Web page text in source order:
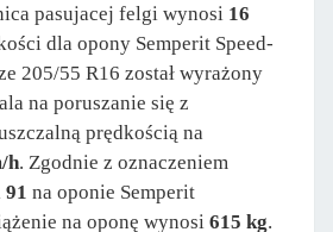
pasujacej felgi wynosi 16
dla opony Semperit Speed-
205/55 R16 został wyrażony
na poruszanie się z
prędkością na
h. Zgodnie z oznaczeniem
91 na oponie Semperit
na oponę wynosi 615 kg.